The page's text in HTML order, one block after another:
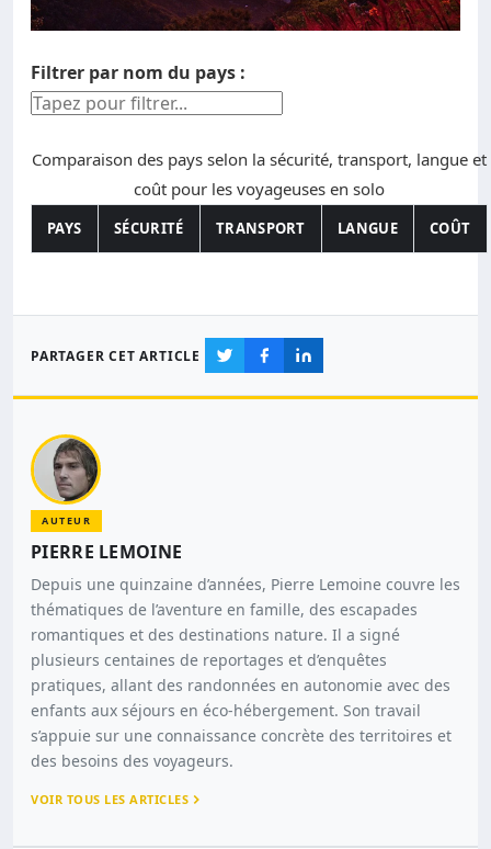
Filtrer par nom du pays :
Comparaison des pays selon la sécurité, transport, langue et
coût pour les voyageuses en solo
PAYS SÉCURITÉ TRANSPORT LANGUE COÛT
PARTAGER CET ARTICLE
AUTEUR
PIERRE LEMOINE
Depuis une quinzaine d’années, Pierre Lemoine couvre les
thématiques de l’aventure en famille, des escapades
romantiques et des destinations nature. Il a signé
plusieurs centaines de reportages et d’enquêtes
pratiques, allant des randonnées en autonomie avec des
enfants aux séjours en éco-hébergement. Son travail
s’appuie sur une connaissance concrète des territoires et
des besoins des voyageurs.
VOIR TOUS LES ARTICLES